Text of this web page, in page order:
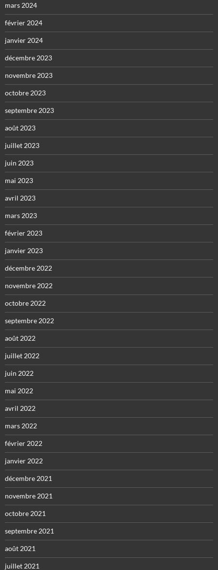
mars 2024
février 2024
janvier 2024
décembre 2023
novembre 2023
octobre 2023
septembre 2023
août 2023
juillet 2023
juin 2023
mai 2023
avril 2023
mars 2023
février 2023
janvier 2023
décembre 2022
novembre 2022
octobre 2022
septembre 2022
août 2022
juillet 2022
juin 2022
mai 2022
avril 2022
mars 2022
février 2022
janvier 2022
décembre 2021
novembre 2021
octobre 2021
septembre 2021
août 2021
juillet 2021